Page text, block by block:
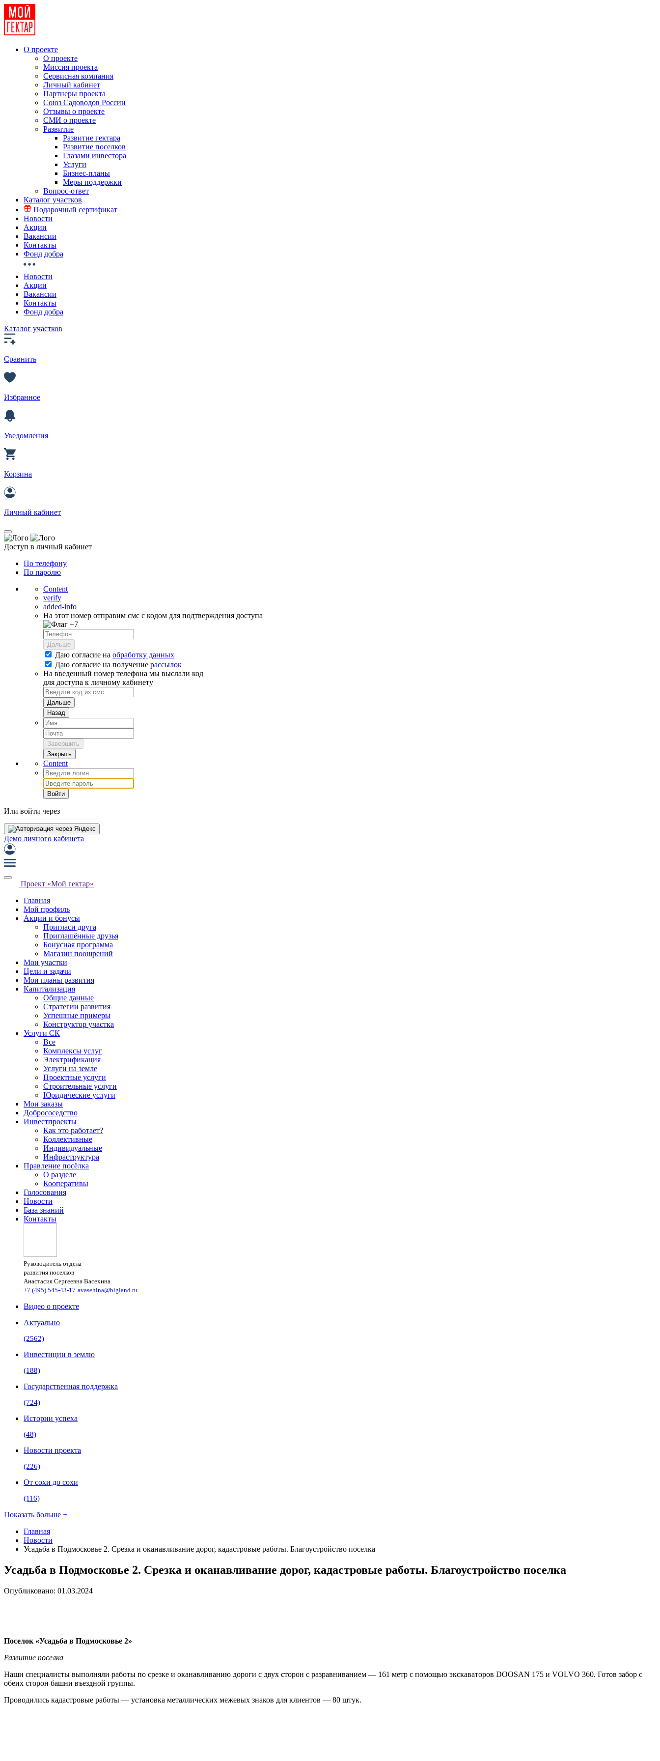
О проекте
О проекте
Миссия проекта
Сервисная компания
Личный кабинет
Партнеры проекта
Союз Садоводов России
Отзывы о проекте
СМИ о проекте
Развитие
Развитие гектара
Развитие поселков
Глазами инвестора
Услуги
Бизнес-планы
Меры поддержки
Вопрос-ответ
Каталог участков
Подарочный сертификат
Новости
Акции
Вакансии
Контакты
Фонд добра
Новости
Акции
Вакансии
Контакты
Фонд добра
Каталог участков
Сравнить
Избранное
Уведомления
Корзина
Личный кабинет
Доступ в личный кабинет
По телефону
По паролю
Content
verify
added-info
На этот номер отправим смс с кодом для подтверждения доступа
+7
Дальше
Даю согласие на обработку данных
Даю согласие на получение рассылок
На введенный номер телефона мы выслали код
для доступа к личному кабинету
Дальше
Назад
Завершить
Закрыть
Content
Войти
Или войти через
Демо личного кабинета
Проект «Мой гектар»
Главная
Мой профиль
Акции и бонусы
Пригласи друга
Приглашённые друзья
Бонусная программа
Магазин поощрений
Мои участки
Цели и задачи
Мои планы развития
Капитализация
Общие данные
Стратегии развития
Успешные примеры
Конструктор участка
Услуги СК
Все
Комплексы услуг
Электрификация
Услуги на земле
Проектные услуги
Строительные услуги
Юридические услуги
Мои заказы
Добрососедство
Инвестпроекты
Как это работает?
Коллективные
Индивидуальные
Инфраструктура
Правление посёлка
О разделе
Кооперативы
Голосования
Новости
База знаний
Контакты
Руководитель отдела
развития поселков
Анастасия Сергеевна Васехина
+7 (495) 545-43-17 avasehina@bigland.ru
Видео о проекте
Актуально
(2562)
Инвестиции в землю
(188)
Государственная поддержка
(724)
Истории успеха
(48)
Новости проекта
(226)
От сохи до сохи
(116)
Показать больше +
Главная
Новости
Усадьба в Подмосковье 2. Срезка и оканавливание дорог, кадастровые работы. Благоустройство поселка
Усадьба в Подмосковье 2. Срезка и оканавливание дорог, кадастровые работы. Благоустройство поселка
Опубликовано: 01.03.2024
Поселок «Усадьба в Подмосковье 2»
Развитие поселка
Наши специалисты выполняли работы по срезке и оканавливанию дороги с двух сторон с разравниванием — 161 метр с помощью экскаваторов DOOSAN 175 и VOLVO 360. Готов забор с
обеих сторон башни въездной группы.
Проводились кадастровые работы — установка металлических межевых знаков для клиентов — 80 штук.